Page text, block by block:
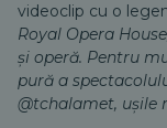
videoclip cu o
Royal Opera
și operă. Pentru
pură a
@tchalamet, ușile